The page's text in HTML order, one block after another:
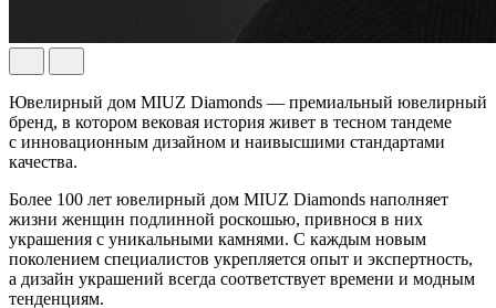
Ювелирный дом MIUZ Diamonds — премиальный ювелирный
бренд, в котором вековая история живет в тесном тандеме
с инновационным дизайном и наивысшими стандартами
качества.
Более 100 лет ювелирный дом MIUZ Diamonds наполняет
жизни женщин подлинной роскошью, привнося в них
украшения с уникальными камнями. С каждым новым
поколением специалистов укрепляется опыт и экспертность,
а дизайн украшений всегда соответствует времени и модным
тенденциям.